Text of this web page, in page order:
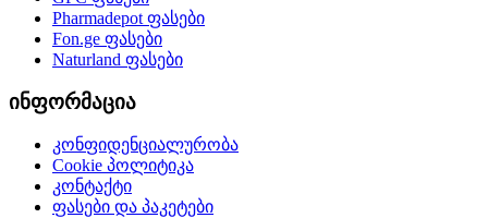
Pharmadepot ფასები
Fon.ge ფასები
Naturland ფასები
ინფორმაცია
კონფიდენციალურობა
Cookie პოლიტიკა
კონტაქტი
ფასები და პაკეტები